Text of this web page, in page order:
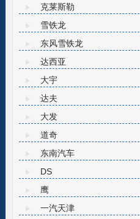
克莱斯勒
雪铁龙
东风雪铁龙
达西亚
大宇
达夫
大发
道奇
东南汽车
DS
鹰
一汽天津